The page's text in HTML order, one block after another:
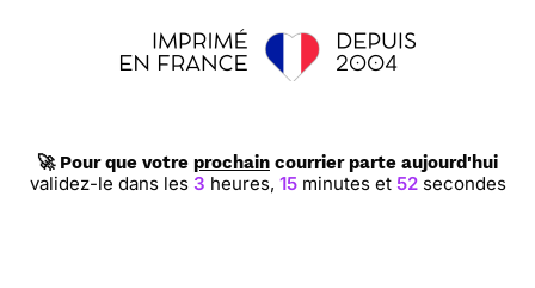
🚀 Pour que votre prochain courrier parte aujourd'hui
validez-le dans les3 heures,15 minutes et51secondes